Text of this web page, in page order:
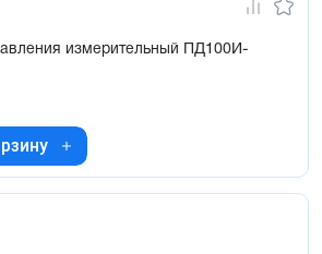
измерительный ПД100И-